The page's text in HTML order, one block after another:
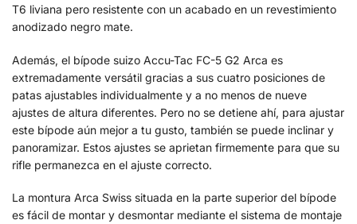
T6 liviana pero resistente con un acabado en un revestimiento
anodizado negro mate.
Además, el bípode suizo Accu-Tac FC-5 G2 Arca es
extremadamente versátil gracias a sus cuatro posiciones de
patas ajustables individualmente y a no menos de nueve
ajustes de altura diferentes. Pero no se detiene ahí, para ajustar
este bípode aún mejor a tu gusto, también se puede inclinar y
panoramizar. Estos ajustes se aprietan firmemente para que su
rifle permanezca en el ajuste correcto.
La montura Arca Swiss situada en la parte superior del bípode
es fácil de montar y desmontar mediante el sistema de montaje